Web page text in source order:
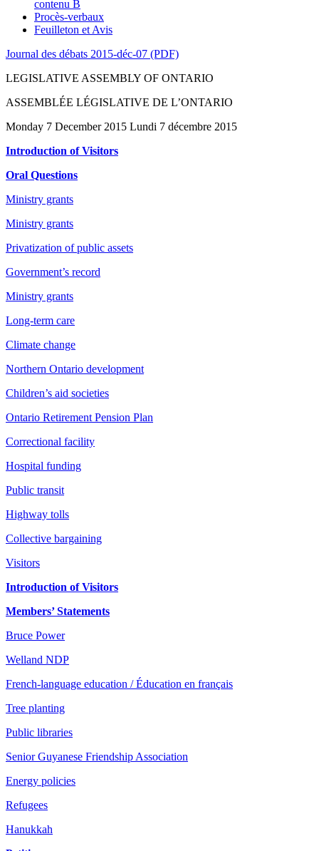
contenu B
Procès-verbaux
Feuilleton et Avis
Journal des débats 2015-déc-07 (PDF)
LEGISLATIVE ASSEMBLY OF ONTARIO
ASSEMBLÉE LÉGISLATIVE DE L’ONTARIO
Monday 7 December 2015 Lundi 7 décembre 2015
Introduction of Visitors
Oral Questions
Ministry grants
Ministry grants
Privatization of public assets
Government’s record
Ministry grants
Long-term care
Climate change
Northern Ontario development
Children’s aid societies
Ontario Retirement Pension Plan
Correctional facility
Hospital funding
Public transit
Highway tolls
Collective bargaining
Visitors
Introduction of Visitors
Members’ Statements
Bruce Power
Welland NDP
French-language education / Éducation en français
Tree planting
Public libraries
Senior Guyanese Friendship Association
Energy policies
Refugees
Hanukkah